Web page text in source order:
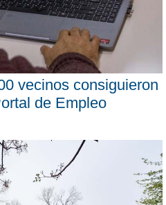
vecinos consiguieron
de Empleo